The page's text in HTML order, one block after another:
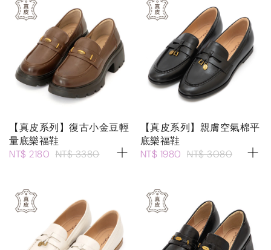
【真皮系列】復古小金豆輕
量底樂福鞋
NT$ 2180 NT$ 3380
【真皮系列】親膚空氣棉平
底樂福鞋
NT$ 1980 NT$ 3080